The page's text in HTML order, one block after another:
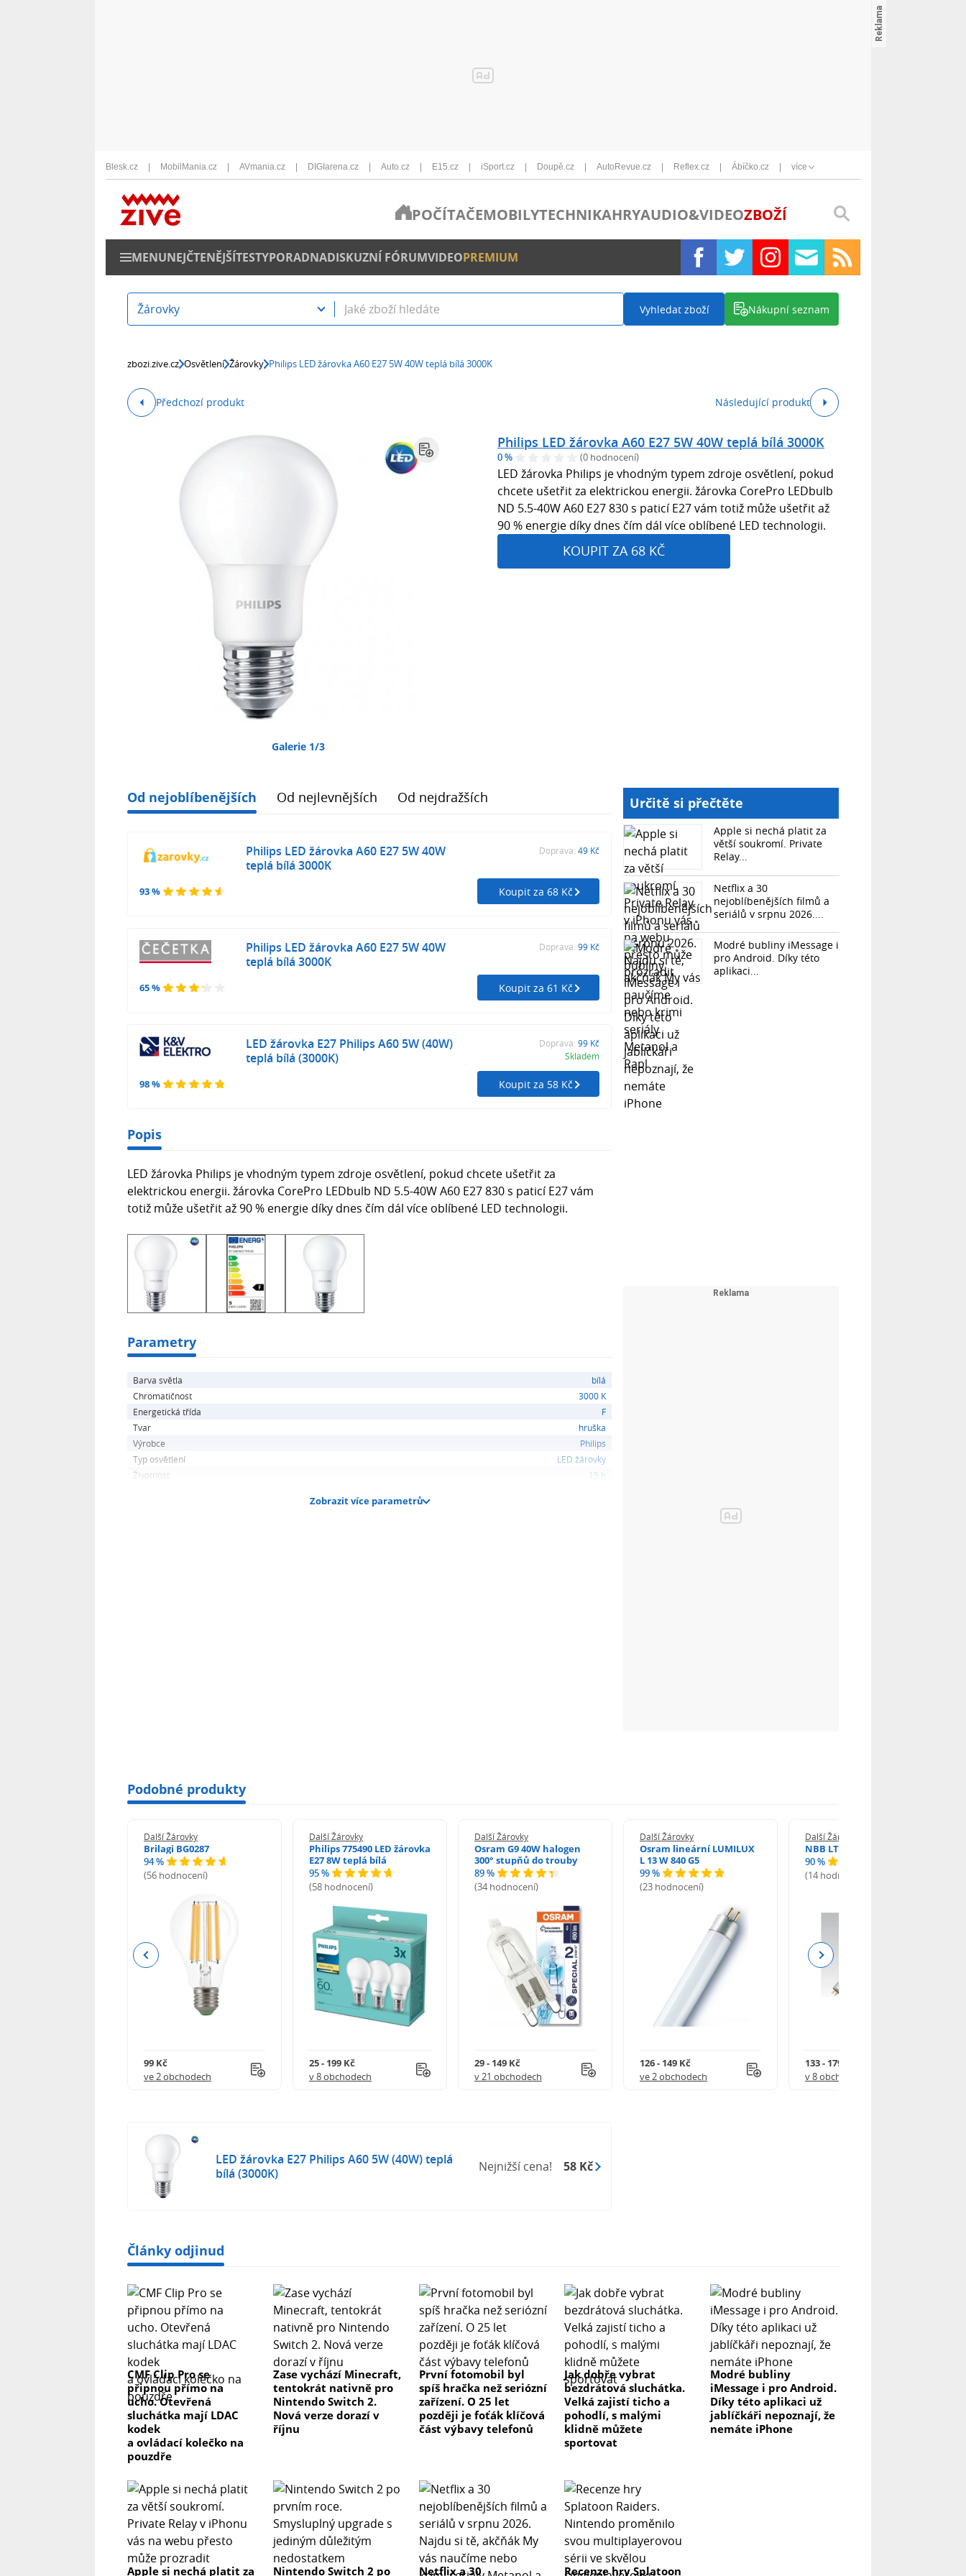
Blesk.cz MobilMania.cz AVmania.cz DIGIarena.cz Auto.cz E15.cz iSport.cz Doupě.cz AutoRevue.cz Reflex.cz Ábíčko.cz více
POČÍTAČEMOBILYTECHNIKAHRYAUDIO&VIDEOZBOŽÍ
MENUNEJČTENĚJŠÍTESTYPORADNADISKUZNÍ FÓRUMVIDEOPREMIUM
Žárovky Vyhledat zboží Nákupní seznam
zbozi.zive.cz Osvětlení Žárovky Philips LED žárovka A60 E27 5W 40W teplá bílá 3000K
Předchozí produkt Následující produkt
Galerie 1/3
Philips LED žárovka A60 E27 5W 40W teplá bílá 3000K
0 % (0 hodnocení)
LED žárovka Philips je vhodným typem zdroje osvětlení, pokud
chcete ušetřit za elektrickou energii. žárovka CorePro LEDbulb
ND 5.5-40W A60 E27 830 s paticí E27 vám totiž může ušetřit až
90 % energie díky dnes čím dál více oblíbené LED technologii.
KOUPIT ZA 68 KČ
Od nejoblíbenějších Od nejlevnějších Od nejdražších
93 %
Philips LED žárovka A60 E27 5W 40W
teplá bílá 3000K
Doprava: 49 Kč
Koupit za 68 Kč
65 %
Philips LED žárovka A60 E27 5W 40W
teplá bílá 3000K
Doprava: 99 Kč
Koupit za 61 Kč
98 %
LED žárovka E27 Philips A60 5W (40W)
teplá bílá (3000K)
Doprava: 99 Kč
Skladem
Koupit za 58 Kč
Popis
LED žárovka Philips je vhodným typem zdroje osvětlení, pokud chcete ušetřit za
elektrickou energii. žárovka CorePro LEDbulb ND 5.5-40W A60 E27 830 s paticí E27 vám
totiž může ušetřit až 90 % energie díky dnes čím dál více oblíbené LED technologii.
Parametry
Barva světla
bílá
Chromatičnost
3000 K
Energetická třída
F
Tvar
hruška
Výrobce
Philips
Typ osvětlení
LED žárovky
Životnost
15 h
Zobrazit více parametrů
Určitě si přečtěte
Apple si nechá platit za
větší soukromí. Private
Relay...
Netflix a 30
nejoblíbenějších filmů a
seriálů v srpnu 2026....
Modré bubliny iMessage i
pro Android. Díky této
aplikaci...
Podobné produkty
Další Žárovky
Brilagi BG0287
94 %
(56 hodnocení)
99 Kč
ve 2 obchodech
Další Žárovky
Philips 775490 LED žárovka
E27 8W teplá bílá
95 %
(58 hodnocení)
25 - 199 Kč
v 8 obchodech
Další Žárovky
Osram G9 40W halogen
300° stupňů do trouby
89 %
(34 hodnocení)
29 - 149 Kč
v 21 obchodech
Další Žárovky
Osram lineární LUMILUX
L 13 W 840 G5
99 %
(23 hodnocení)
126 - 149 Kč
ve 2 obchodech
Další Žárovky
NBB LT 13W T5 840 SHORT
90 %
(14 hodnocení)
133 - 179 Kč
v 8 obchodech
Previous Next
LED žárovka E27 Philips A60 5W (40W) teplá
bílá (3000K)
Nejnižší cena! 58 Kč
Články odjinud
CMF Clip Pro se
připnou přímo na
ucho. Otevřená
sluchátka mají LDAC
kodek
a ovládací kolečko na
pouzdře
Zase vychází Minecraft,
tentokrát nativně pro
Nintendo Switch 2.
Nová verze dorazí v
říjnu
První fotomobil byl
spíš hračka než seriózní
zařízení. O 25 let
později je foťák klíčová
část výbavy telefonů
Jak dobře vybrat
bezdrátová sluchátka.
Velká zajistí ticho a
pohodlí, s malými
klidně můžete
sportovat
Modré bubliny
iMessage i pro Android.
Díky této aplikaci už
jablíčkáři nepoznají, že
nemáte iPhone
Apple si nechá platit za Nintendo Switch 2 po Netflix a 30 Recenze hry Splatoon